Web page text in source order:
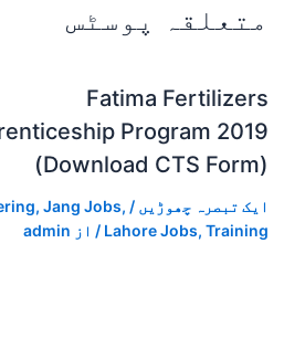
متعلقہ پوسٹس
Fatima Fertilizers
Program 2019
(Download CTS Form)
ایک تبصرہ چھوڑیں /
, Jang Jobs,
Lahore Jobs, Training / از admin